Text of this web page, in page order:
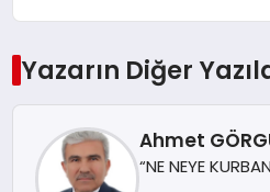
Yazarın Diğer
Ahmet
“NE NEYE